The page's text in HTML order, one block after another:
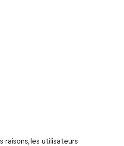
raisons, les utilisateurs